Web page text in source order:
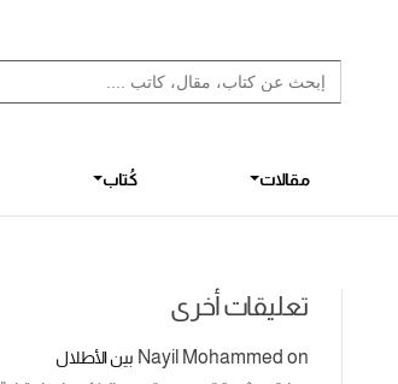
Search
for:
Search Button
مقالات كُتاب
تعليقات أخرى
Nayil Mohammed on بين الأطلال